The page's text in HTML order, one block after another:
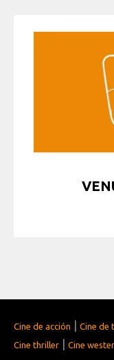
Cine de acción | Cine de
Cine thriller | Cine